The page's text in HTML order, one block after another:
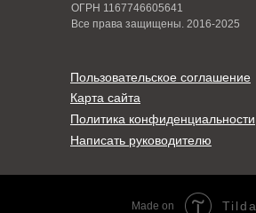
ОГРН 1167746605641
Все права защищены. 2016-2025
Написать руководителю
Политика конфиденциальности
Карта сайта
Пользовательское соглашение
Made on Tilda